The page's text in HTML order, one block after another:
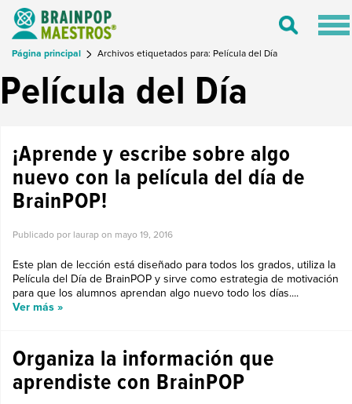
Toggle
Página principal Archivos etiquetados para: Película del Día
Película del Día
¡Aprende y escribe sobre algo
nuevo con la película del día de
BrainPOP!
Publicado por laurap on mayo 19, 2016
Este plan de lección está diseñado para todos los grados, utiliza la
Película del Día de BrainPOP y sirve como estrategia de motivación
para que los alumnos aprendan algo nuevo todo los días....
Ver más »
Organiza la información que
aprendiste con BrainPOP